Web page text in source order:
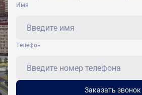
Имя
Tелефон
Заказать звонок